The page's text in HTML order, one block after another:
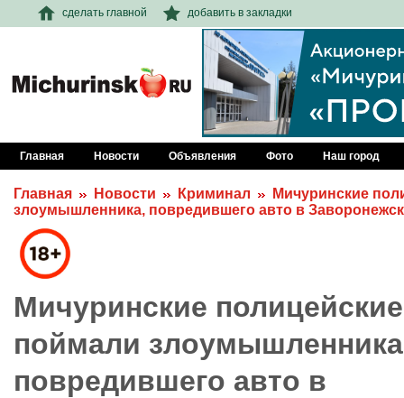
сделать главной добавить в закладки
Главная Новости Объявления Фото Наш город
Главная Новости Криминал
Мичуринские
злоумышленника, повредившего авто в
Мичуринские полицейские
поймали
повредившего авто в